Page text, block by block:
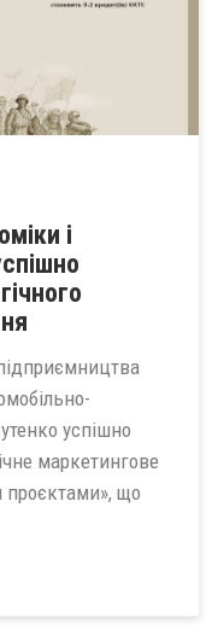
і
успішно
маркетингове
проєктами», що